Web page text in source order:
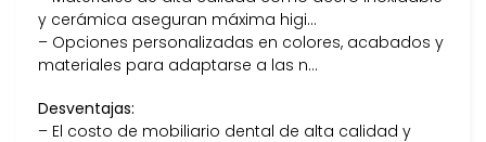
y cerámica aseguran máxima higi…
– Opciones personalizadas en colores, acabados y
materiales para adaptarse a las n…
Desventajas:
– El costo de mobiliario dental de alta calidad y